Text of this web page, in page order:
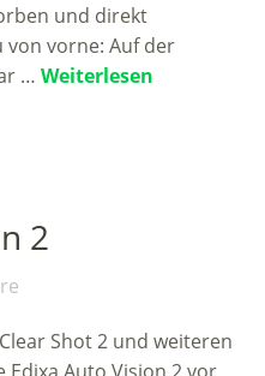
und direkt
vorne: Auf der
… Weiterlesen
2
Shot 2 und weiteren